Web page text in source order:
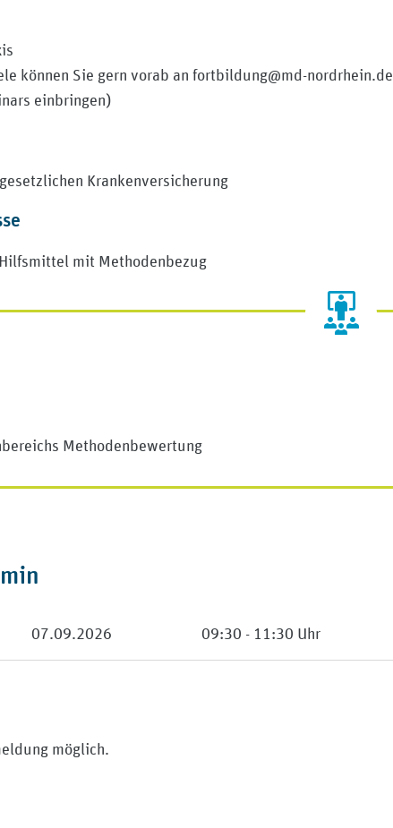
medizinischer-dienst-nordrhein
können Sie gern vorab an fortbildung@md-nordrhein.de
einbringen)
Krankenversicherung
mit Methodenbezug
Methodenbewertung
07.09.2026 09:30 - 11:30 Uhr
möglich.